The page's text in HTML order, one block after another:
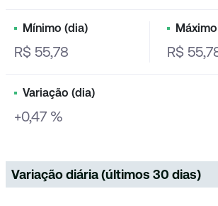
Mínimo (dia)
R$ 55,78 R$
Variação (dia)
+0,47 %
Variação diária (últimos 30 dias)